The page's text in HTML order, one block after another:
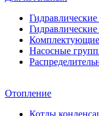
Комплектующие
Насосные
Отопление